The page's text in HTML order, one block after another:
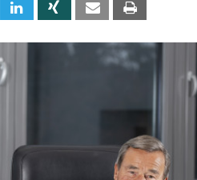
Twitter Linkedin Xing Email